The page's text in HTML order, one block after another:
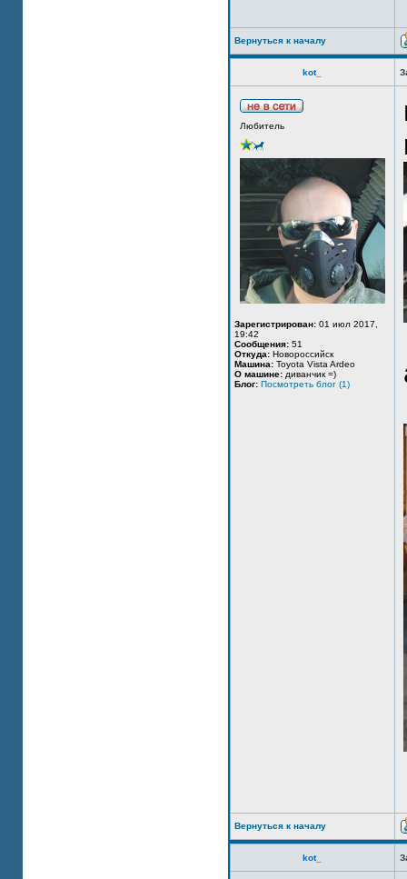
Вернуться к началу
kot_
Любитель
Зарегистрирован: 01 июл 2017,
19:42
Сообщения: 51
Откуда: Новороссийск
Машина: Toyota Vista Ardeo
О машине: диванчик =)
Блог: Посмотреть блог (1)
Вернуться к началу
kot_